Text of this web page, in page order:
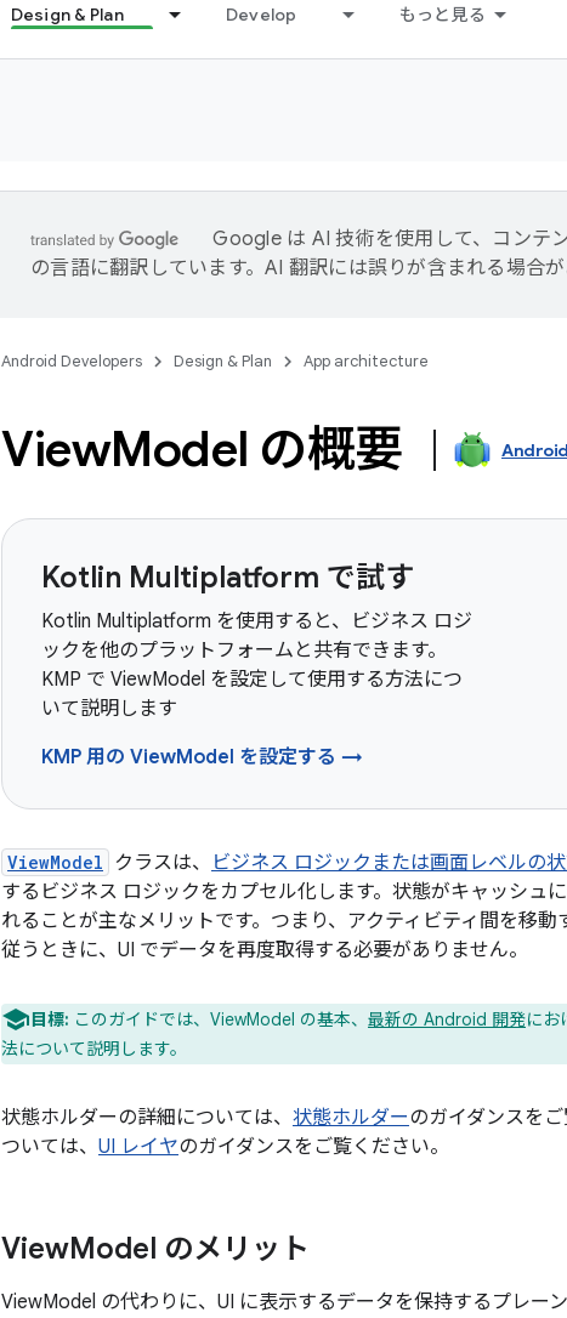
Design & Plan Develop もっと見る
Google は AI 技術を使用して、コンテ
の言語に翻訳しています。AI 翻訳には誤りが含まれる場合が
Android Developers Design & Plan App architecture
ViewModel の概要
Kotlin Multiplatform で試す
Kotlin Multiplatform を使用すると、ビジネス ロジ
ックを他のプラットフォームと共有できます。
KMP で ViewModel を設定して使用する方法につ
いて説明します
KMP 用の ViewModel を設定する →
ViewModel クラスは、 ビジネス ロジックまたは画面レベルの
するビジネス ロジックをカプセル化します。状態がキャッシュ
れることが主なメリットです。つまり、アクティビティ間を移
従うときに、UI でデータを再度取得する必要がありません。
目標: このガイドでは、ViewModel の基本、 最新の Android 開発にお
法について説明します。
状態ホルダーの詳細については、 状態ホルダーのガイダンスを
ついては、 UI レイヤのガイダンスをご覧ください。
ViewModel のメリット
ViewModel の代わりに、UI に表示するデータを保持するプレー